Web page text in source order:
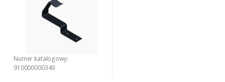
Numer katalogowy:
910000000349